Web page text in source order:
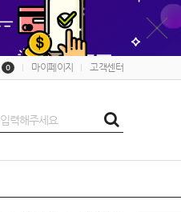
0 마이페이지 고객센터